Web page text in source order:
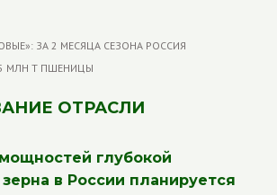
ОТРАСЛИ
глубокой
в России планируется